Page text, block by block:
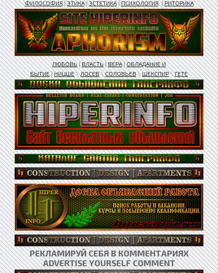
ФИЛОСОФИЯ|ЭТИКА|ЭСТЕТИКА|ПСИХОЛОГИЯ|РИТОРИКА
ЛЮБОВЬ|ВЛАСТЬ|ВЕРА|ОБЛАДАНИЕ И
БЫТИЕ|НИЦШЕ\ЛОСЕВ\СОЛОВЬЕВ\ШЕКСПИР\ГЕТЕ
РЕКЛАМИРУЙ СЕБЯ В КОММЕНТАРИЯХ
ADVERTISE YOURSELF COMMENT